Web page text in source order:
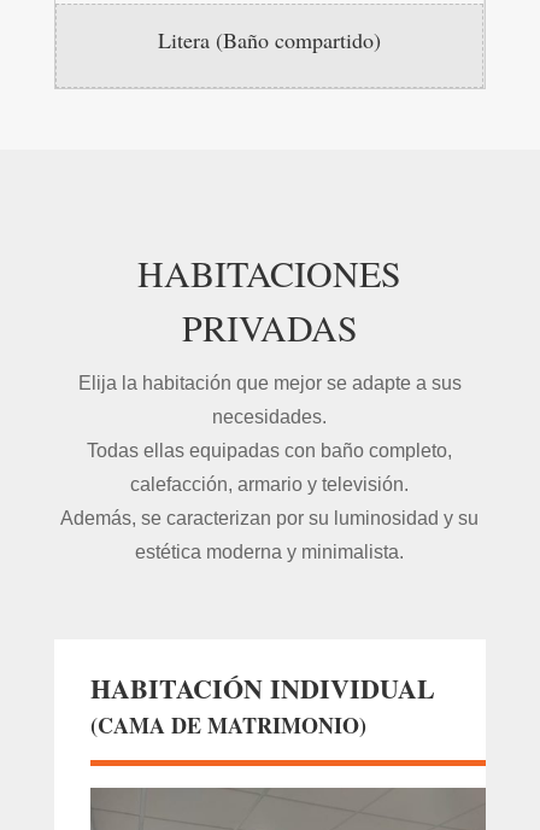
Litera (Baño compartido)
HABITACIONES
PRIVADAS
Elija la habitación que mejor se adapte a sus
necesidades.
Todas ellas equipadas con baño completo,
calefacción, armario y televisión.
Además, se caracterizan por su luminosidad y su
estética moderna y minimalista.
HABITACIÓN INDIVIDUAL
(CAMA DE MATRIMONIO)